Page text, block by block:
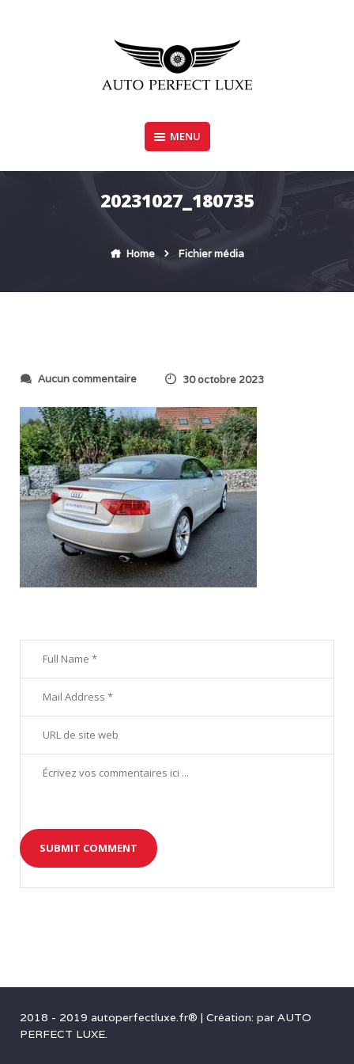
AUTO PERFECT LUXE
MENU
20231027_180735
Home Fichier média
Aucun commentaires
r
2
0
2
3
1
0
2
7
1
8
0
30 octobre 2023
2018 - 2019 autoperfectluxe.fr® | Création: par AUTO
PERFECT LUXE